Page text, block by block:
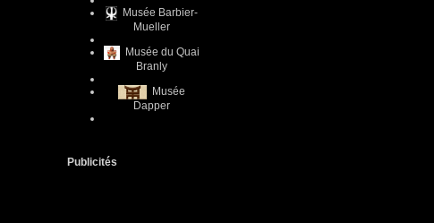
Musée Barbier-
Mueller
Musée du Quai
Branly
Musée
Dapper
Publicités